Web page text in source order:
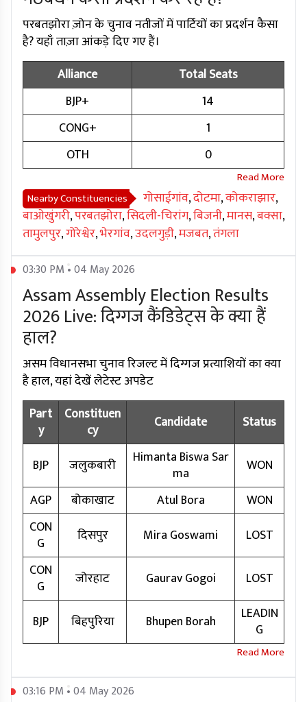
परबतझोरा ज़ोन के चुनाव नतीजों में पार्टियों का प्रदर्शन कैसा
है? यहाँ ताज़ा आंकड़े दिए गए हैं।
Alliance
Total Seats
BJP+
14
CONG+
1
OTH
0
Nearby Constituencies गोसाईगांव,दोटमा,कोकराझार,
बाओखुंगरी,परबतझोरा,सिदली-चिरांग,बिजनी,मानस,बक्सा,
तामुलपुर,गोरेश्वेर,भेरगांव,उदलगुड़ी,मजबत,तंगला
03:30 PM • 04 May 2026
Assam Assembly Election Results
2026 Live: दिग्गज कैंडिडेट्स के क्या हैं
हाल?
असम विधानसभा चुनाव रिजल्ट में दिग्गज प्रत्याशियों का क्या
है हाल, यहां देखें लेटेस्ट अपडेट
Part
y
Constituen
cy
Candidate Status
BJP जलुकबारी
Himanta Biswa Sar
ma
WON
AGP
बोकाखाट Atul Bora
WON
CON
G
दिसपुर Mira Goswami
LOST
CON
G
जोरहाट Gaurav Gogoi LOST
BJP बिहपुरिया Bhupen Borah
LEADIN
G
03:16 PM • 04 May 2026